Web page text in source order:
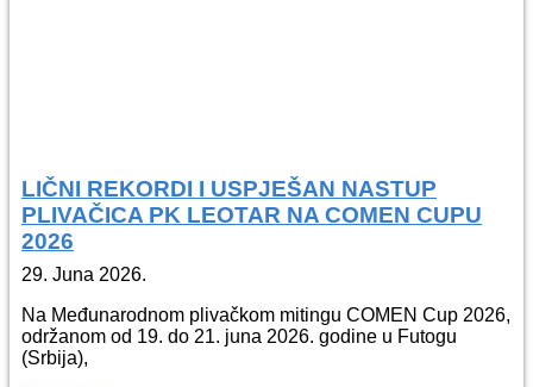
LIČNI REKORDI I USPJEŠAN NASTUP
PLIVAČICA PK LEOTAR NA COMEN CUPU
2026
29. Juna 2026.
Na Međunarodnom plivačkom mitingu COMEN Cup 2026,
održanom od 19. do 21. juna 2026. godine u Futogu
(Srbija),